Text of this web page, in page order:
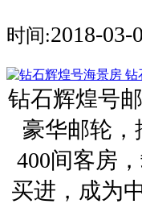
时间:2018-03-
钻
钻石辉煌号
豪华邮轮，
400间客房
买进，成为